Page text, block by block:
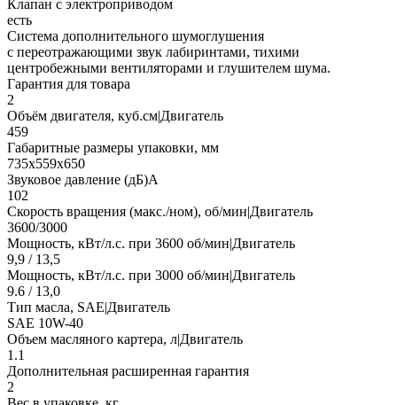
Клапан с электроприводом
есть
Система дополнительного шумоглушения
с переотражающими звук лабиринтами, тихими
центробежными вентиляторами и глушителем шума.
Гарантия для товара
2
Объём двигателя, куб.см|Двигатель
459
Габаритные размеры упаковки, мм
735х559х650
Звуковое давление (дБ)А
102
Скорость вращения (макс./ном), об/мин|Двигатель
3600/3000
Мощность, кВт/л.с. при 3600 об/мин|Двигатель
9,9 / 13,5
Мощность, кВт/л.с. при 3000 об/мин|Двигатель
9.6 / 13,0
Тип масла, SAE|Двигатель
SAE 10W-40
Объем масляного картера, л|Двигатель
1.1
Дополнительная расширенная гарантия
2